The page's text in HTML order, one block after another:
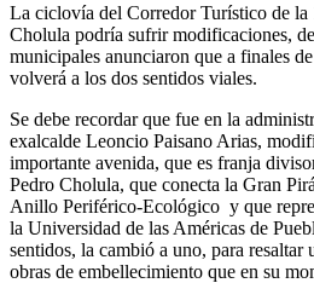
La ciclovía del Corredor Turístico de la
Cholula podría sufrir modificaciones,
municipales anunciaron que a finales
volverá a los dos sentidos viales.
Se debe recordar que fue en la
exalcalde Leoncio Paisano Arias,
importante avenida, que es franja
Pedro Cholula, que conecta la Gran
Anillo Periférico-Ecológico y que
la Universidad de las Américas de
sentidos, la cambió a uno, para
obras de embellecimiento que en su